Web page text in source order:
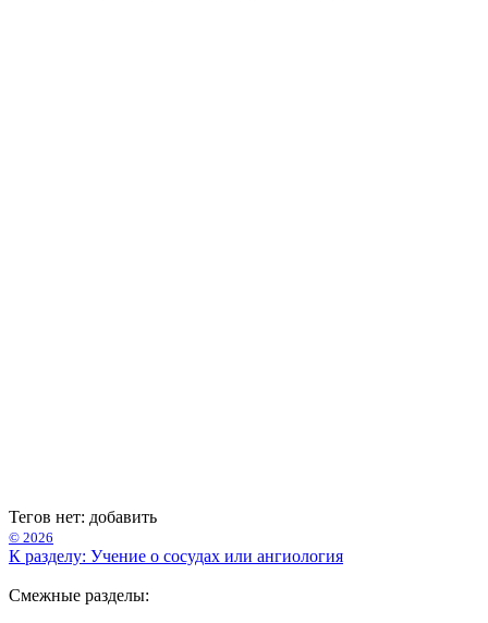
Тегов нет: добавить
© 2026
К разделу: Учение о сосудах или ангиология
Смежные разделы: